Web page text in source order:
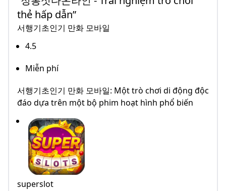
thẻ hấp dẫn”
서행기초인기 만화 모바일
4.5
Miễn phí
서행기초인기 만화 모바일: Một trò chơi di động độc
đáo dựa trên một bộ phim hoạt hình phổ biến
superslot